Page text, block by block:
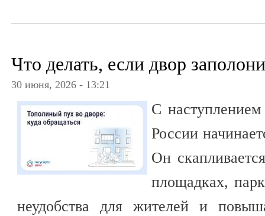
Что делать, если двор
30 июня, 2026 - 13:21
С
России
Он
площадках,
неудобства для жителей и